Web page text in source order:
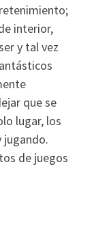
interior,
y tal vez
que se
lugar, los
jugando.
de juegos